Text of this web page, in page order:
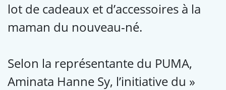
lot de cadeaux et d’accessoires à la
maman du nouveau-né.
Selon la représentante du PUMA,
Aminata Hanne Sy, l’initiative du »